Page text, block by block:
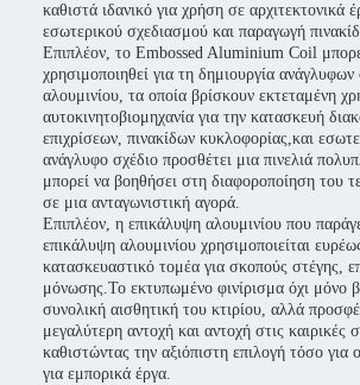
καθιστά ιδανικό για χρήση σε αρχιτεκτονικά
εσωτερικού σχεδιασμού και παραγωγή
Επιπλέον, το Embossed Aluminium Coil
χρησιμοποιηθεί για τη δημιουργία
αλουμινίου, τα οποία βρίσκουν εκτεταμένη
αυτοκινητοβιομηχανία για την κατασκευή
επιχρίσεων, πινακίδων κυκλοφορίας,και
ανάγλυφο σχέδιο προσθέτει μια πινελιά
μπορεί να βοηθήσει στη διαφοροποίηση του
σε μια ανταγωνιστική αγορά.
Επιπλέον, η επικάλυψη αλουμινίου που
επικάλυψη αλουμινίου χρησιμοποιείται
κατασκευαστικό τομέα για σκοπούς στέγης,
μόνωσης.Το εκτυπωμένο φινίρισμα όχι μόνο
συνολική αισθητική του κτιρίου, αλλά
μεγαλύτερη αντοχή και αντοχή στις καιρικές
καθιστώντας την αξιόπιστη επιλογή τόσο για
για εμπορικά έργα.